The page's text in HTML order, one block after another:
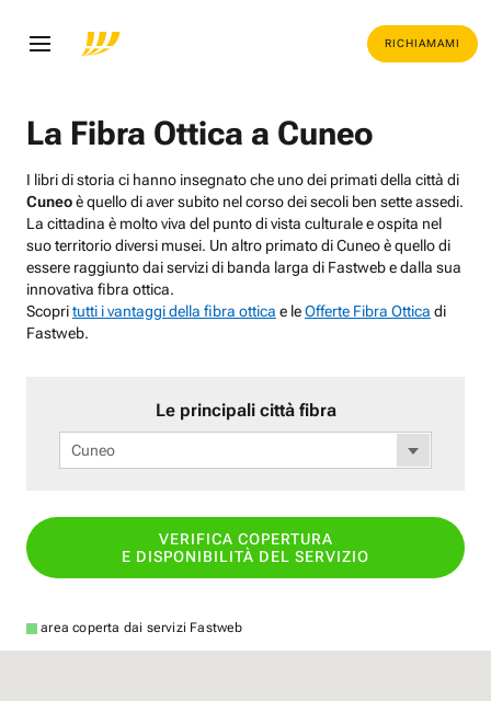
RICHIAMAMI
La Fibra Ottica a Cuneo
I libri di storia ci hanno insegnato che uno dei primati della città di
Cuneoè quello di aver subito nel corso dei secoli ben sette assedi.
La cittadina è molto viva del punto di vista culturale e ospita nel
suo territorio diversi musei. Un altro primato di Cuneo è quello di
essere raggiunto dai servizi di banda larga di Fastweb e dalla sua
innovativa fibra ottica.
Scopritutti i vantaggi della fibra ottica e leOfferte Fibra Ottica di
Fastweb.
Le principali città fibra
Cuneo
VERIFICA COPERTURA
E DISPONIBILITÀ DEL SERVIZIO
area coperta dai servizi Fastweb